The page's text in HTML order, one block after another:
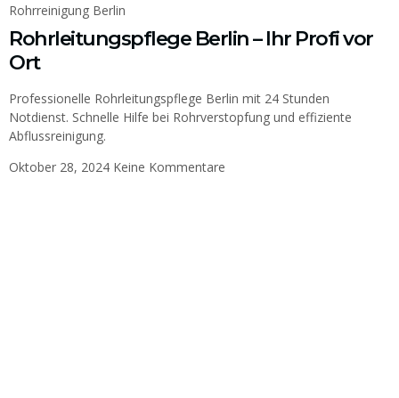
Rohrreinigung Berlin
Rohrleitungspflege Berlin – Ihr Profi vor
Ort
Professionelle Rohrleitungspflege Berlin mit 24 Stunden
Notdienst. Schnelle Hilfe bei Rohrverstopfung und effiziente
Abflussreinigung.
Oktober 28, 2024 Keine Kommentare